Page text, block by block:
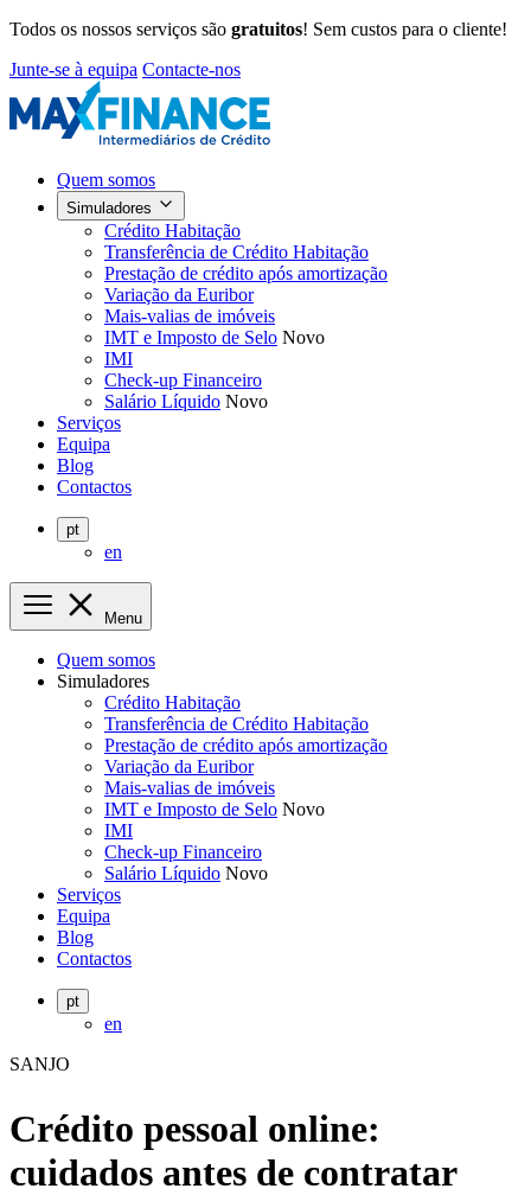
Todos os nossos serviços são gratuitos! Sem custos para o cliente!
Junte-se à equipa Contacte-nos
Quem somos
Simuladores
Crédito Habitação
Transferência de Crédito Habitação
Prestação de crédito após amortização
Variação da Euribor
Mais-valias de imóveis
IMT e Imposto de Selo Novo
IMI
Check-up Financeiro
Salário Líquido Novo
Serviços
Equipa
Blog
Contactos
pt
en
Menu
Quem somos
Simuladores
Crédito Habitação
Transferência de Crédito Habitação
Prestação de crédito após amortização
Variação da Euribor
Mais-valias de imóveis
IMT e Imposto de Selo Novo
IMI
Check-up Financeiro
Salário Líquido Novo
Serviços
Equipa
Blog
Contactos
pt
en
SANJO
Crédito pessoal online:
cuidados antes de contratar